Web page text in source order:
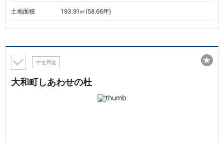
土地面積 193.91㎡(58.66坪)
中古戸建
大和町しあわせの杜
★